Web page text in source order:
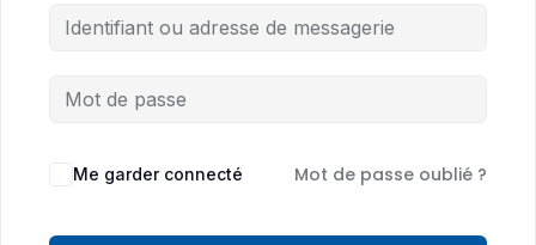
Me garder connecté Mot de passe oublié ?